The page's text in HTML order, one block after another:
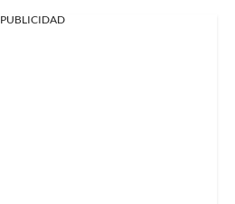
PUBLICIDAD